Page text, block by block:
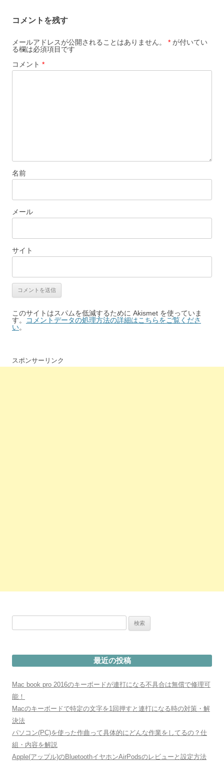
ー
シ
ョ
ン
コメントを残す
メールアドレスが公開されることはありません。 * が付いてい
る欄は必須項目です
コメント *
名前
メール
サイト
このサイトはスパムを低減するために Akismet を使っていま
す。
コメントデータの処理方法の詳細はこちらをご覧くださ
い。
スポンサーリンク
最近の投稿
Mac book pro 2016のキーボードが連打になる不具合は無償で修理可
能！
Macのキーボードで特定の文字を1回押すと連打になる時の対策・解
決法
パソコン(PC)を使った作曲って具体的にどんな作業をしてるの？仕
組・内容を解説
Apple(アップル)のBluetoothイヤホンAirPodsのレビューと設定方法